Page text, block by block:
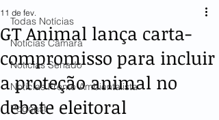
Todas Notícias
Notícias Câmara
Notícias Senado
Notícias Frente Ambientalista
Podcast
GT Animal lança carta-
compromisso para incluir
a proteção animal no
debate eleitoral
11 de fev.